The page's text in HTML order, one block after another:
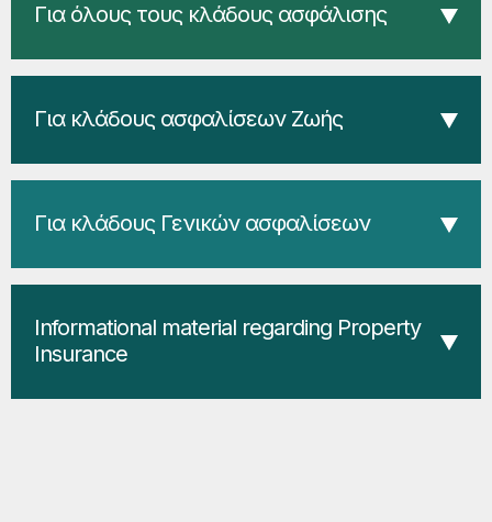
Για όλους τους κλάδους ασφάλισης
Για κλάδους ασφαλίσεων Ζωής
Για κλάδους Γενικών ασφαλίσεων
Informational material regarding Property
Insurance